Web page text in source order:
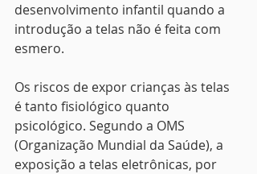
desenvolvimento infantil quando a
introdução a telas não é feita com
esmero.
Os riscos de expor crianças às telas
é tanto fisiológico quanto
psicológico. Segundo a OMS
(Organização Mundial da Saúde), a
exposição a telas eletrônicas, por